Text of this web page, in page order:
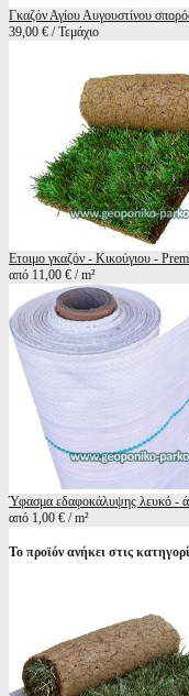
Γκαζόν Αγίου Αυγουστίνου
39,00 € / Τεμάχιο
Ετοιμο γκαζόν - Κικούγιου -
από 11,00 € / m²
Ύφασμα εδαφοκάλυψης λευκό -
από 1,00 € / m²
Το προϊόν ανήκει στις